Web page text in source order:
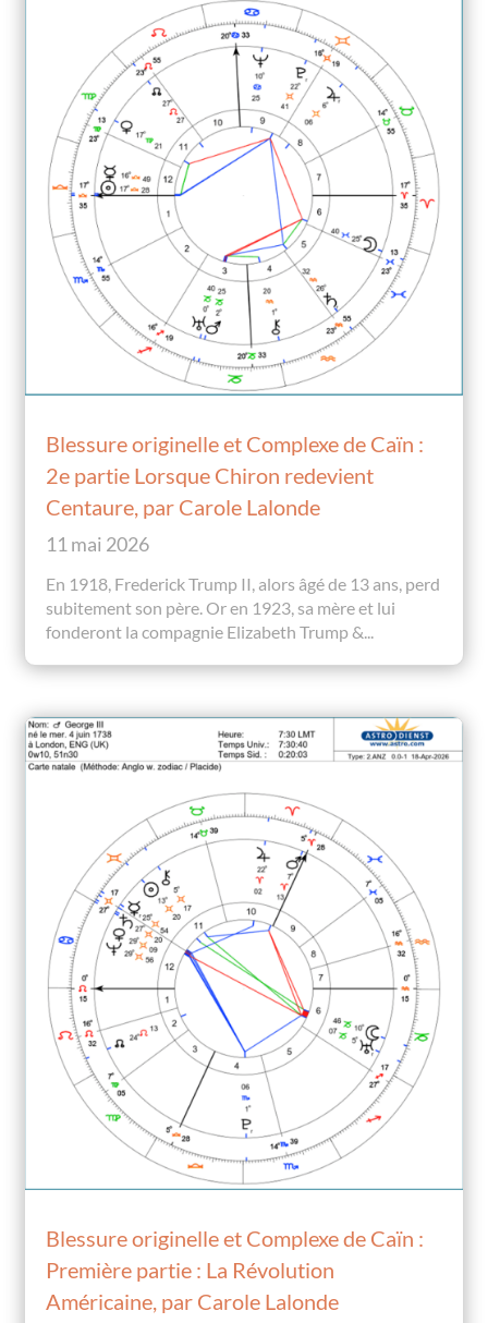
Blessure originelle et Complexe de Caïn :
2e partie Lorsque Chiron redevient
Centaure, par Carole Lalonde
11 mai 2026
En 1918, Frederick Trump II, alors âgé de 13 ans, perd
subitement son père. Or en 1923, sa mère et lui
fonderont la compagnie Elizabeth Trump &...
Blessure originelle et Complexe de Caïn :
Première partie : La Révolution
Américaine, par Carole Lalonde